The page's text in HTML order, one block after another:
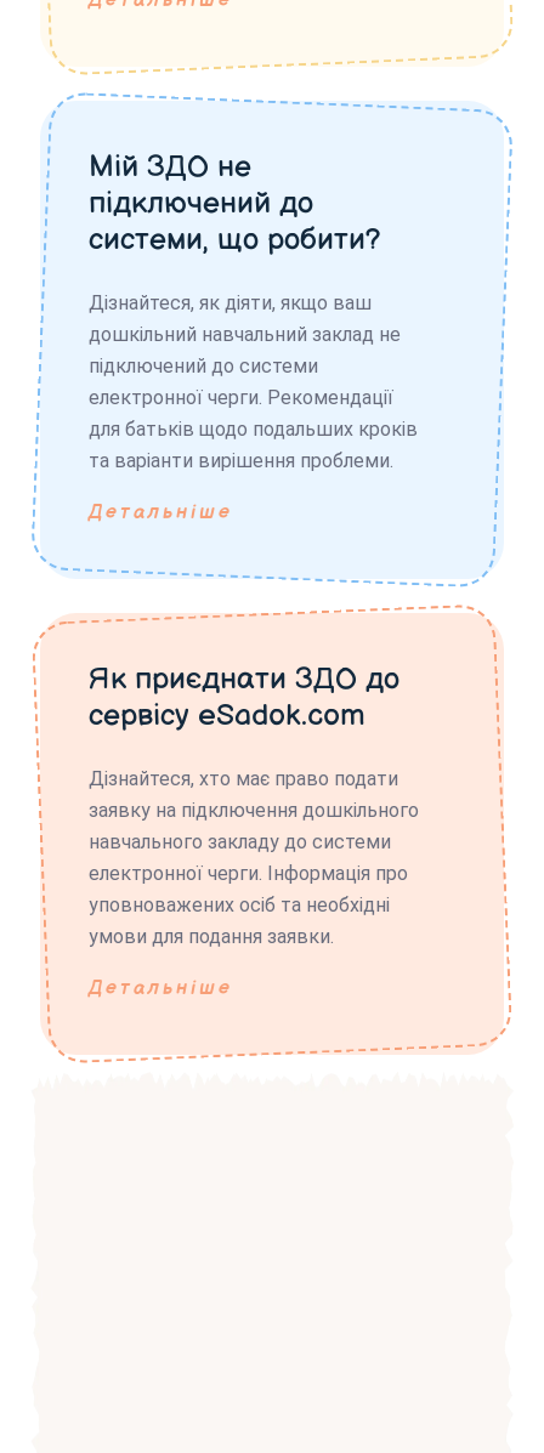
Мій ЗДО не
підключений до
системи, що робити?
Дізнайтеся, як діяти, якщо ваш
дошкільний навчальний заклад не
підключений до системи
електронної черги. Рекомендації
для батьків щодо подальших кроків
та варіанти вирішення проблеми.
Детальніше
Як приєднати ЗДО до
сервісу eSadok.com
Дізнайтеся, хто має право подати
заявку на підключення дошкільного
навчального закладу до системи
електронної черги. Інформація про
уповноважених осіб та необхідні
умови для подання заявки.
Детальніше